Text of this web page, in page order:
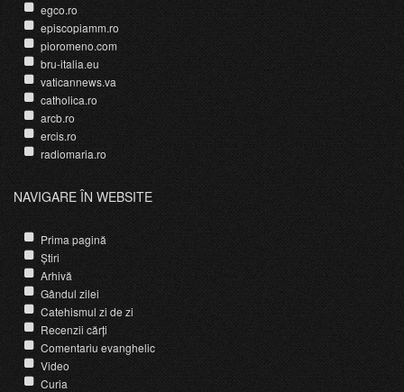
egco.ro
episcopiamm.ro
pioromeno.com
bru-italia.eu
vaticannews.va
catholica.ro
arcb.ro
ercis.ro
radiomaria.ro
NAVIGARE ÎN WEBSITE
Prima pagină
Știri
Arhivă
Gândul zilei
Catehismul zi de zi
Recenzii cărți
Comentariu evanghelic
Video
Curia